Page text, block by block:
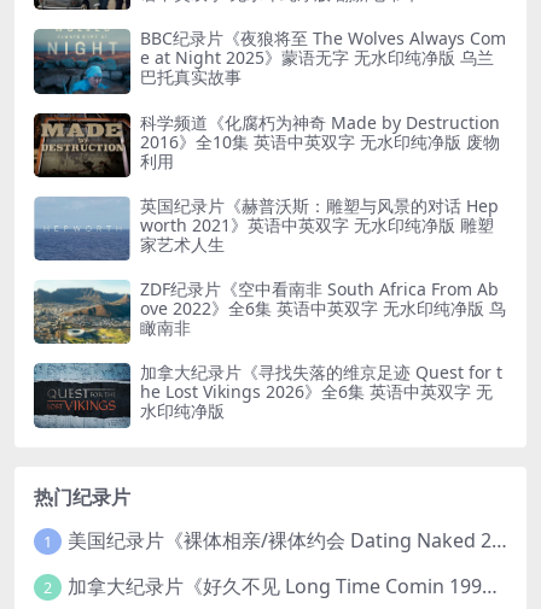
BBC纪录片《夜狼将至 The Wolves Always Com
e at Night 2025》蒙语无字 无水印纯净版 乌兰
巴托真实故事
科学频道《化腐朽为神奇 Made by Destruction
2016》全10集 英语中英双字 无水印纯净版 废物
利用
英国纪录片《赫普沃斯：雕塑与风景的对话 Hep
worth 2021》英语中英双字 无水印纯净版 雕塑
家艺术人生
ZDF纪录片《空中看南非 South Africa From Ab
ove 2022》全6集 英语中英双字 无水印纯净版 鸟
瞰南非
加拿大纪录片《寻找失落的维京足迹 Quest for t
he Lost Vikings 2026》全6集 英语中英双字 无
水印纯净版
热门纪录片
1 美国纪录片《裸体相亲/裸体约会 Dating Naked 2014-2016》第1-3季全33集 英语中英双字 无水印纯净版 1080P/MKV/85.6G 裸体相亲真人秀
2 加拿大纪录片《好久不见 Long Time Comin 1993》英语中英双字 官方纯净版 1080P/MKV/1G 女同性艺术家